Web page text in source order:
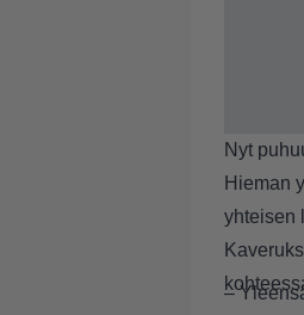
Nyt
Hieman
yhteisen
–